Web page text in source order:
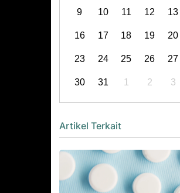
9 10 11 12 13
16 17 18 19 20
23 24 25 26 27
30 31 1 2 3
Artikel Terkait